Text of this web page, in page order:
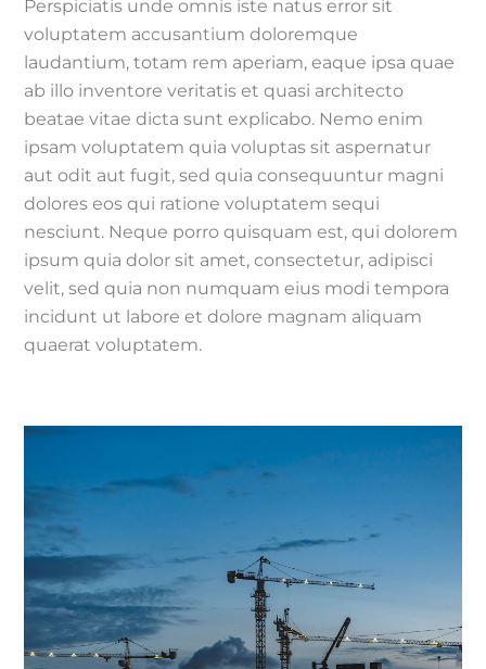
Perspiciatis unde omnis iste natus error sit
voluptatem accusantium doloremque
laudantium, totam rem aperiam, eaque ipsa quae
ab illo inventore veritatis et quasi architecto
beatae vitae dicta sunt explicabo. Nemo enim
ipsam voluptatem quia voluptas sit aspernatur
aut odit aut fugit, sed quia consequuntur magni
dolores eos qui ratione voluptatem sequi
nesciunt. Neque porro quisquam est, qui dolorem
ipsum quia dolor sit amet, consectetur, adipisci
velit, sed quia non numquam eius modi tempora
incidunt ut labore et dolore magnam aliquam
quaerat voluptatem.